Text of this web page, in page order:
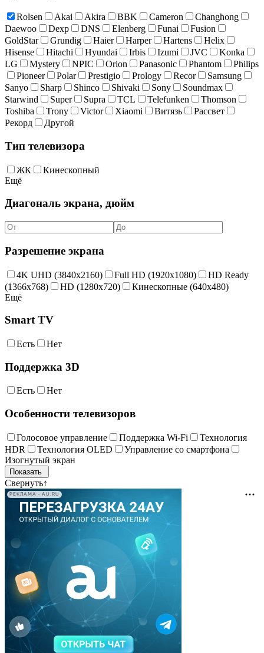
Rolsen Akai Akira BBK Cameron
Changhong
Daewoo
Dexp DNS Elenberg Funai
Fusion
GoldStar
Grundig Haier Harper Hartens
Helix
Hisense
Hitachi Hyundai Irbis Izumi JVC
Konka
LG
Mystery NPIC Orion Panasonic Phantom
Philips
Pioneer
Polar Prestigio Prology Recor
Samsung
Sanyo
Sharp Shinco Shivaki Sony
Soundmax
Starwind
Super Supra TCL Telefunken
Thomson
Toshiba
Trony Victor Xiaomi Витязь
Рассвет
Рекорд
Другой
Тип телевизора
ЖК
Кинескопный
Ещё
Диагональ экрана, дюйм
Разрешение экрана
4K UHD (3840x2160) Full HD (1920x1080)
HD Ready
(1366x768)
HD (1280x720)
Кинескопные (640x480)
Ещё
Smart TV
Есть Нет
Поддержка 3D
Есть Нет
Особенности телевизоров
Голосовое управление Поддержка Wi-Fi
Технология
HDR
Технология OLED
Управление со смартфона
Изогнутый экран
Свернуть↑
РЕКЛАМА • AU.RU